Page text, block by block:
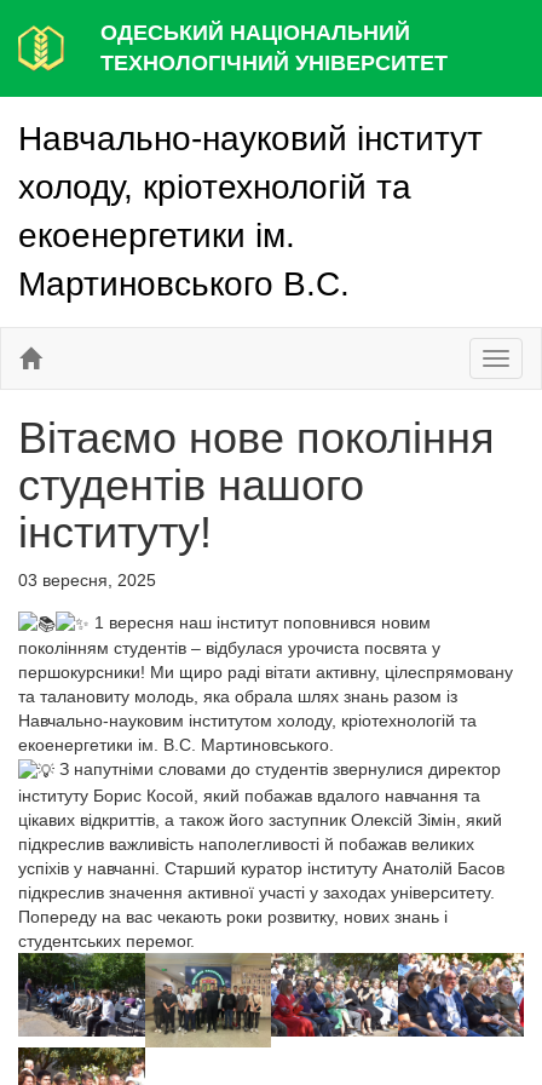
ОДЕСЬКИЙ НАЦІОНАЛЬНИЙ
ТЕХНОЛОГІЧНИЙ УНІВЕРСИТЕТ
Навчально-науковий інститут
холоду, кріотехнологій та
екоенергетики ім.
Мартиновського В.С.
Вітаємо нове покоління
студентів нашого
інституту!
03 вересня, 2025
1 вересня наш інститут поповнився новим
поколінням студентів – відбулася урочиста посвята у
першокурсники! Ми щиро раді вітати активну, цілеспрямовану
та талановиту молодь, яка обрала шлях знань разом із
Навчально-науковим інститутом холоду, кріотехнологій та
екоенергетики ім. В.С. Мартиновського.
З напутніми словами до студентів звернулися директор
інституту Борис Косой, який побажав вдалого навчання та
цікавих відкриттів, а також його заступник Олексій Зімін, який
підкреслив важливість наполегливості й побажав великих
успіхів у навчанні. Старший куратор інституту Анатолій Басов
підкреслив значення активної участі у заходах університету.
Попереду на вас чекають роки розвитку, нових знань і
студентських перемог.